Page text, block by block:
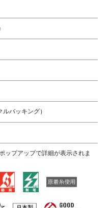
バッキング）
ップアップで詳細が表示されま